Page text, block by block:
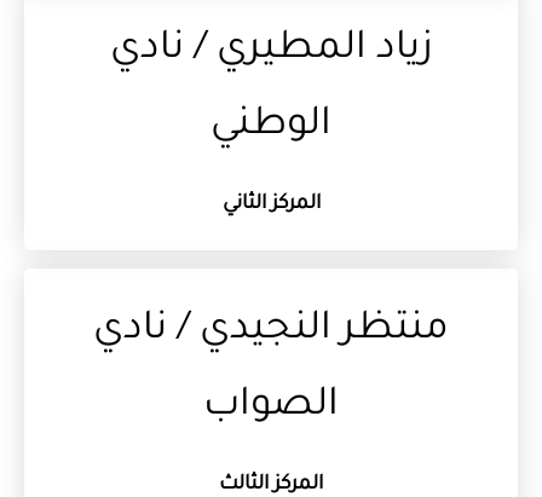
زياد المطيري / نادي
الوطني
المركز الثاني
منتظر النجيدي / نادي
الصواب
المركز الثالث